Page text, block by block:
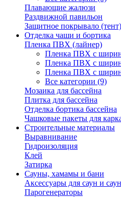
Плавающие жалюзи
Раздвижной павильон
Защитное покрывало (тент)
Отделка чаши и бортика
Пленка ПВХ (лайнер)
Пленка ПВХ с
Пленка ПВХ с
Пленка ПВХ с
Все категории (9)
Мозаика для бассейна
Плитка для бассейна
Отделка бортика бассейна
Чашковые пакеты для
Строительные материалы
Выравнивание
Гидроизоляция
Клей
Затирка
Сауны, хамамы и бани
Аксессуары для саун и саун
Парогенераторы